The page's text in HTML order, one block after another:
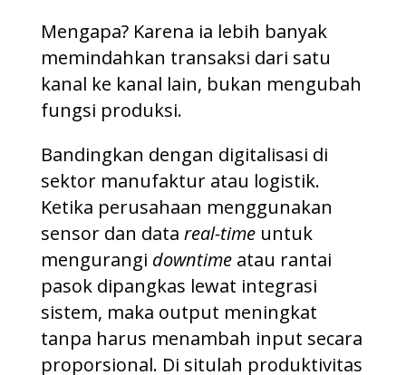
Mengapa? Karena ia lebih banyak
memindahkan transaksi dari satu
kanal ke kanal lain, bukan mengubah
fungsi produksi.
Bandingkan dengan digitalisasi di
sektor manufaktur atau logistik.
Ketika perusahaan menggunakan
sensor dan data real-timeuntuk
mengurangi downtimeatau rantai
pasok dipangkas lewat integrasi
sistem, maka output meningkat
tanpa harus menambah input secara
proporsional. Di situlah produktivitas